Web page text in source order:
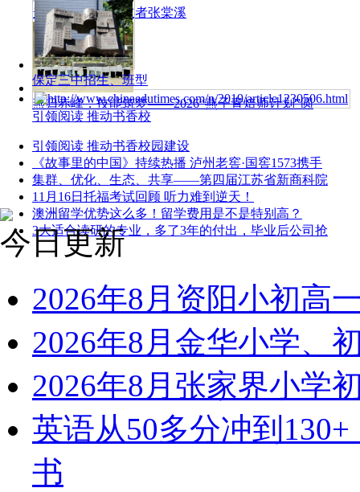
当代学者往学创立者张棠溪
燕归赤峰，技能筑梦——2026“燕子青焙师计划”圆
保定三中招生、班型
引领阅读 推动书香校
引领阅读 推动书香校园建设
《故事里的中国》持续热播 泸州老窖·国窖1573携手
集群、优化、生态、共享——第四届江苏省新商科院
11月16日托福考试回顾 听力难到逆天！
澳洲留学优势这么多！留学费用是不是特别高？
3大适合读研的专业，多了3年的付出，毕业后公司抢
今日更新
2026年8月资阳小初高
2026年8月金华小学、
2026年8月张家界小学
英语从50多分冲到
书